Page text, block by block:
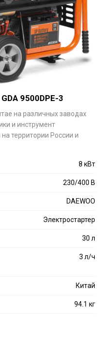
9500DPE-3
на различных заводах
и инструмент
территории России и
8 кВт
230/400 В
DAEWOO
Электростартер
30 л
3 л/ч
Китай
94.1 кг